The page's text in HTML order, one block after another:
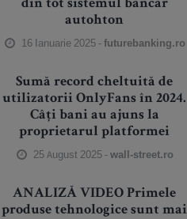
din tot sistemul bancar
autohton
16 Ianuarie 2025 -futurebanking.ro
Sumă record cheltuită de
utilizatorii OnlyFans în 2024.
Câți bani au ajuns la
proprietarul platformei
25 August 2025 -wall-street.ro
ANALIZĂ VIDEO Primele
produse tehnologice sunt mai